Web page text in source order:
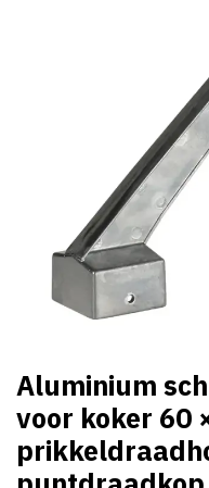
Aluminium
voor koker 60